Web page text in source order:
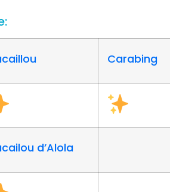
Carabing
d’Alola